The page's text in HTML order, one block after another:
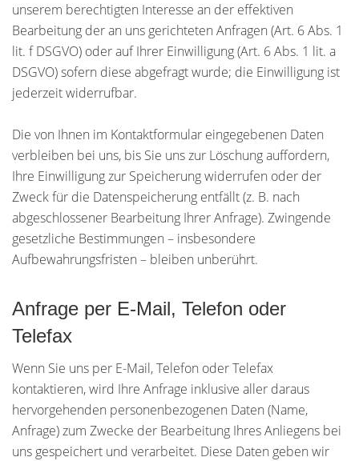
unserem berechtigten Interesse an der effektiven
Bearbeitung der an uns gerichteten Anfragen (Art. 6 Abs. 1
lit. f DSGVO) oder auf Ihrer Einwilligung (Art. 6 Abs. 1 lit. a
DSGVO) sofern diese abgefragt wurde; die Einwilligung ist
jederzeit widerrufbar.
Die von Ihnen im Kontaktformular eingegebenen Daten
verbleiben bei uns, bis Sie uns zur Löschung auffordern,
Ihre Einwilligung zur Speicherung widerrufen oder der
Zweck für die Datenspeicherung entfällt (z. B. nach
abgeschlossener Bearbeitung Ihrer Anfrage). Zwingende
gesetzliche Bestimmungen – insbesondere
Aufbewahrungsfristen – bleiben unberührt.
Anfrage per E-Mail, Telefon oder
Telefax
Wenn Sie uns per E-Mail, Telefon oder Telefax
kontaktieren, wird Ihre Anfrage inklusive aller daraus
hervorgehenden personenbezogenen Daten (Name,
Anfrage) zum Zwecke der Bearbeitung Ihres Anliegens bei
uns gespeichert und verarbeitet. Diese Daten geben wir